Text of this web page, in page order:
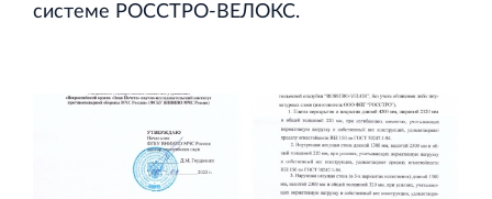
Аренда недвижимости в Санкт‐Петербурге
системе РОССТРО-ВЕЛОКС.